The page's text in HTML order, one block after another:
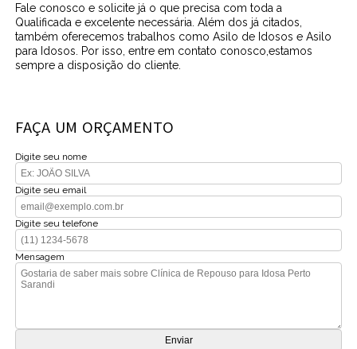
Fale conosco e solicite já o que precisa com toda a
Qualificada e excelente necessária. Além dos já citados,
também oferecemos trabalhos como Asilo de Idosos e Asilo
para Idosos. Por isso, entre em contato conosco,estamos
sempre a disposição do cliente.
FAÇA UM ORÇAMENTO
Digite seu nome
Digite seu email
Digite seu telefone
Mensagem